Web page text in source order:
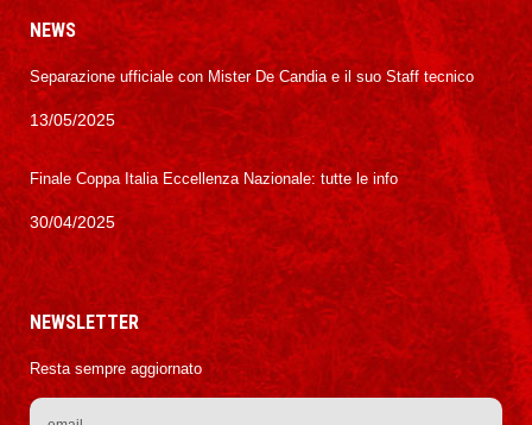
NEWS
Separazione ufficiale con Mister De Candia e il suo Staff tecnico
13/05/2025
Finale Coppa Italia Eccellenza Nazionale: tutte le info
30/04/2025
NEWSLETTER
Resta sempre aggiornato